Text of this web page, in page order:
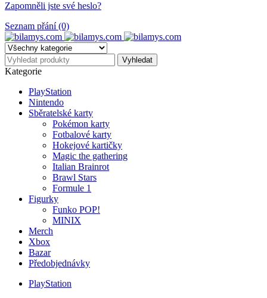
Zapomněli jste své heslo?
Seznam přání (0)
Kategorie
PlayStation
Nintendo
Sběratelské karty
Pokémon karty
Fotbalové karty
Hokejové kartičky
Magic the gathering
Italian Brainrot
Brawl Stars
Formule 1
Figurky
Funko POP!
MINIX
Merch
Xbox
Bazar
Předobjednávky
PlayStation